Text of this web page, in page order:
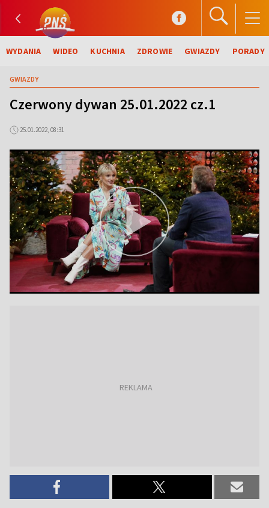
WYDANIA WIDEO KUCHNIA ZDROWIE GWIAZDY PORADY
GWIAZDY
Czerwony dywan 25.01.2022 cz.1
25.01.2022, 08:31